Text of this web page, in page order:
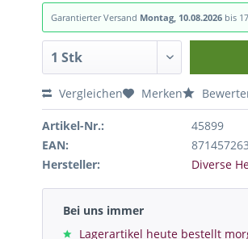
Garantierter Versand Montag, 10.08.2026 bis
Vergleichen Merken
Artikel-Nr.:
45899
EAN:
Hersteller:
Diverse
Bei uns immer
Lagerartikel heute bestellt